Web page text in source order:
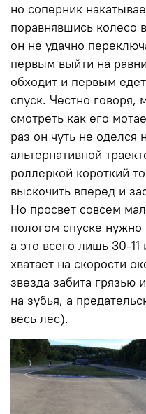
но соперник
поравнявшись колесо
он не удачно
первым выйти на
обходит и первым
спуск. Честно
смотреть как его
раз он чуть не оделся
альтернативной
роллеркой короткий
выскочить вперед и
Но просвет совсем
пологом спуске нужно
а это всего лишь 30-
хватает на скорости
звезда забита грязью
на зубья, а
весь лес).